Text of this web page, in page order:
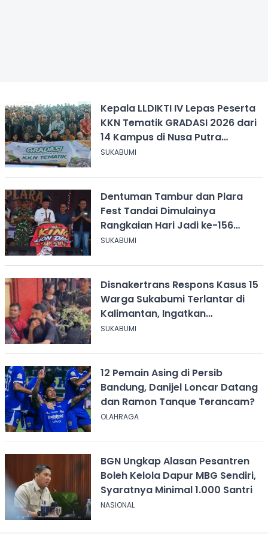
Kepala LLDIKTI IV Lepas Peserta
KKN Tematik GRADASI 2026 dari
14 Kampus di Nusa Putra
University
SUKABUMI
Dentuman Tambur dan Plara
Fest Tandai Dimulainya
Rangkaian Hari Jadi ke-156
Kabupaten Sukabumi
SUKABUMI
Disnakertrans Respons Kasus 15
Warga Sukabumi Terlantar di
Kalimantan, Ingatkan
Pentingnya Perjanjian Kerja
SUKABUMI
12 Pemain Asing di Persib
Bandung, Danijel Loncar Datang
dan Ramon Tanque Terancam?
OLAHRAGA
BGN Ungkap Alasan Pesantren
Boleh Kelola Dapur MBG Sendiri,
Syaratnya Minimal 1.000 Santri
NASIONAL